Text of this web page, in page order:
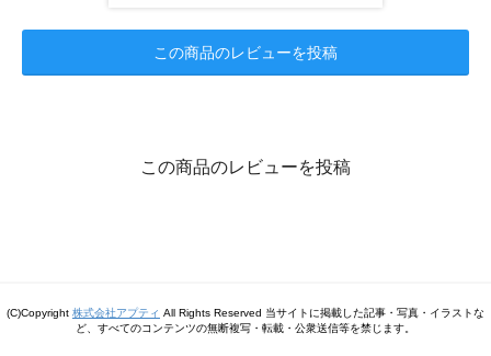
この商品のレビューを投稿
この商品のレビューを投稿
(C)Copyright 株式会社アプティ All Rights Reserved 当サイトに掲載した記事・写真・イラストな
ど、すべてのコンテンツの無断複写・転載・公衆送信等を禁じます。